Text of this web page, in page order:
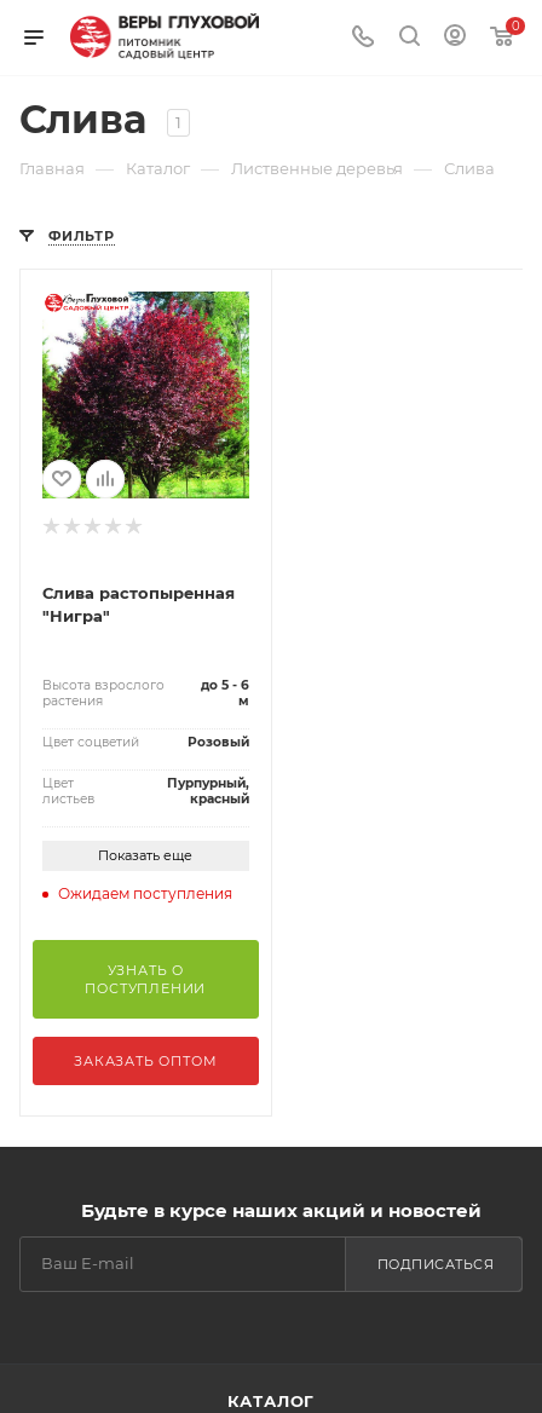
0
Слива 1
Главная — Каталог — Лиственные деревья — Слива
ФИЛЬТР
Слива растопыренная
"Нигра"
Высота взрослого
растения
до 5 - 6
м
Цвет соцветий Розовый
Цвет
листьев
Пурпурный,
красный
Показать еще
Ожидаем поступления
УЗНАТЬ О
ПОСТУПЛЕНИИ
ЗАКАЗАТЬ ОПТОМ
Будьте в курсе наших акций и новостей
ПОДПИСАТЬСЯ
КАТАЛОГ